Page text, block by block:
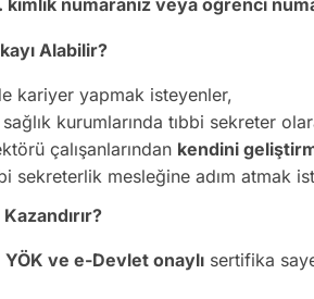
kimlik numaranız veya öğrenci
Alabilir?
kariyer yapmak isteyenler,
kurumlarında tıbbi sekreter
çalışanlarından kendini
sekreterlik mesleğine adım atmak
YÖK ve e-Devlet onaylı sertifika